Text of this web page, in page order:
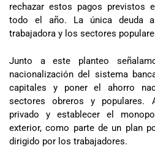
rechazar estos pagos previstos
todo el año. La única deuda
trabajadora y los sectores
Junto a este planteo
nacionalización del sistema
capitales y poner el ahorro
sectores obreros y populares.
privado y establecer el
exterior, como parte de un plan
dirigido por los trabajadores.